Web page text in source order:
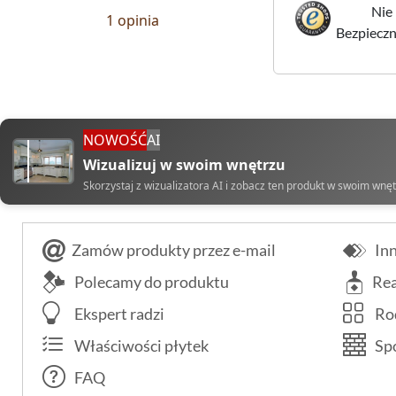
1 opinia
Nie
NOWOŚĆAI
Wizualizuj w swoim wnętrzu
Skorzystaj z wizualizatora AI i zobacz ten produkt w swoim
Zamów produkty przez e-mail
Polecamy do produktu
Ekspert radzi
Właściwości płytek
FAQ